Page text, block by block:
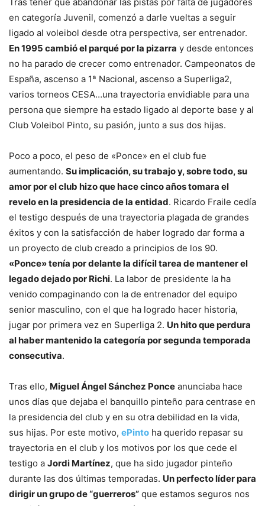
en categoría Juvenil, comenzó a darle vueltas a seguir
ligado al voleibol desde otra perspectiva, ser entrenador.
En 1995 cambió el parqué por la pizarra y desde entonces
no ha parado de crecer como entrenador. Campeonatos de
España, ascenso a 1ª Nacional, ascenso a Superliga2,
varios torneos CESA…una trayectoria envidiable para una
persona que siempre ha estado ligado al deporte base y al
Club Voleibol Pinto, su pasión, junto a sus dos hijas.
Poco a poco, el peso de «Ponce» en el club fue
aumentando. Su implicación, su trabajo y, sobre todo, su
amor por el club hizo que hace cinco años tomara el
revelo en la presidencia de la entidad. Ricardo Fraile cedía
el testigo después de una trayectoria plagada de grandes
éxitos y con la satisfacción de haber logrado dar forma a
un proyecto de club creado a principios de los 90.
«Ponce» tenía por delante la difícil tarea de mantener el
legado dejado por Richi. La labor de presidente la ha
venido compaginando con la de entrenador del equipo
senior masculino, con el que ha logrado hacer historia,
jugar por primera vez en Superliga 2. Un hito que perdura
al haber mantenido la categoría por segunda temporada
consecutiva.
Tras ello, Miguel Ángel Sánchez Ponce anunciaba hace
unos días que dejaba el banquillo pinteño para centrase en
la presidencia del club y en su otra debilidad en la vida,
sus hijas. Por este motivo, ePinto ha querido repasar su
trayectoria en el club y los motivos por los que cede el
testigo a Jordi Martínez, que ha sido jugador pinteño
durante las dos últimas temporadas. Un perfecto líder para
dirigir un grupo de “guerreros” que estamos seguros nos